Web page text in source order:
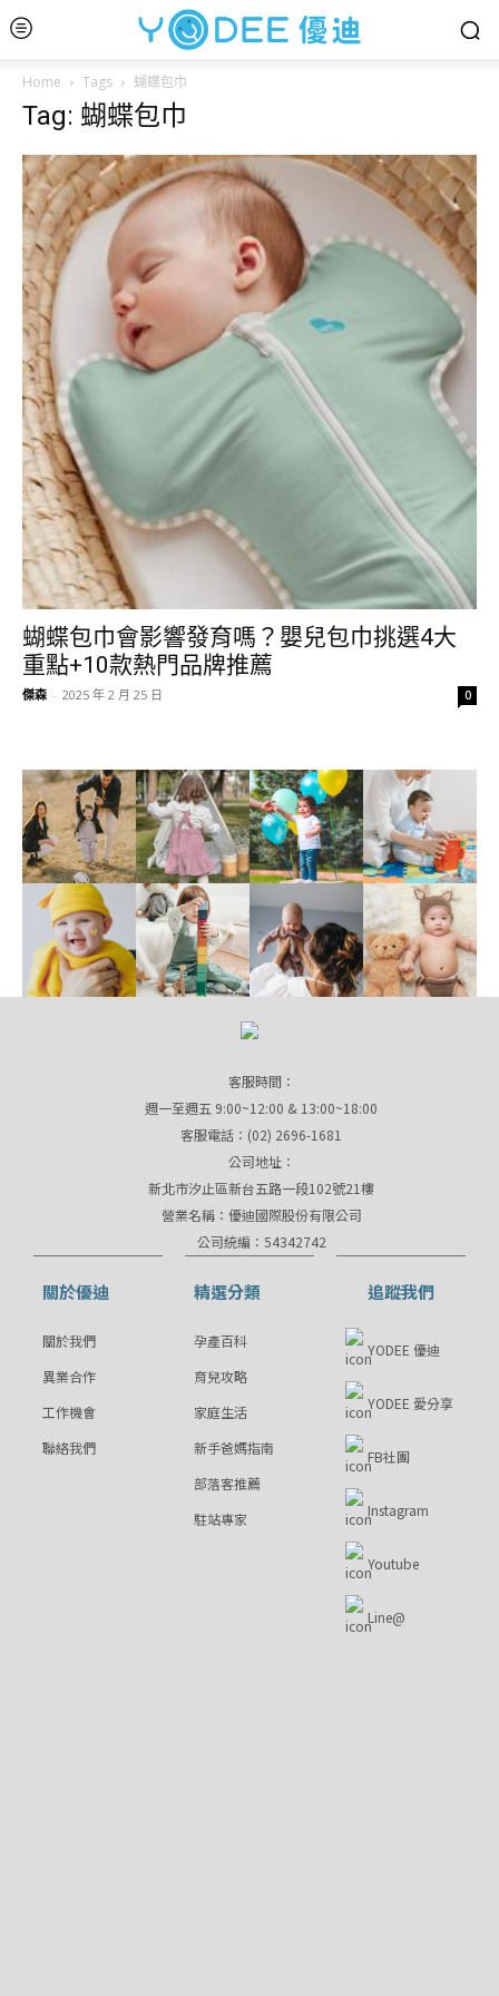
Home Tags 蝴蝶包巾
Tag: 蝴蝶包巾
蝴蝶包巾會影響發育嗎？嬰兒包巾挑選4大
重點+10款熱門品牌推薦
傑森 - 2025 年 2 月 25 日 0
客服時間：
週一至週五 9:00~12:00 & 13:00~18:00
客服電話：(02) 2696-1681
公司地址：
新北市汐止區新台五路一段102號21樓
營業名稱：優迪國際股份有限公司
公司統編：54342742
關於優迪
關於我們
異業合作
工作機會
聯絡我們
精選分類
孕產百科
育兒攻略
家庭生活
新手爸媽指南
部落客推薦
駐站專家
追蹤我們
YODEE 優迪
YODEE 愛分享
FB社團
Instagram
Youtube
Line@